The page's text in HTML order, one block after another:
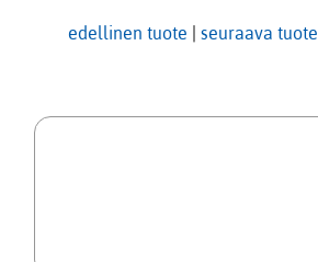
edellinen tuote seuraava tuote